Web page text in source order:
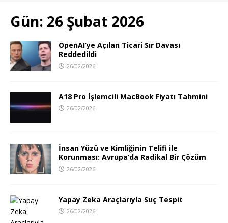
Gün: 26 Şubat 2026
OpenAI’ye Açılan Ticari Sır Davası
Reddedildi
26/02/2026
A18 Pro İşlemcili MacBook Fiyatı Tahmini
26/02/2026
İnsan Yüzü ve Kimliğinin Telifi ile
Korunması: Avrupa’da Radikal Bir Çözüm
26/02/2026
Yapay Zeka Araçlarıyla Suç Tespit
26/02/2026